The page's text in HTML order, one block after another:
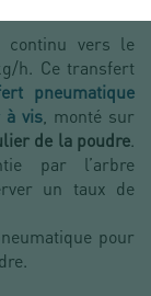
continu vers le
h. Ce transfert
pneumatique
à vis, monté sur
de la poudre.
par l’arbre
un taux de
pour